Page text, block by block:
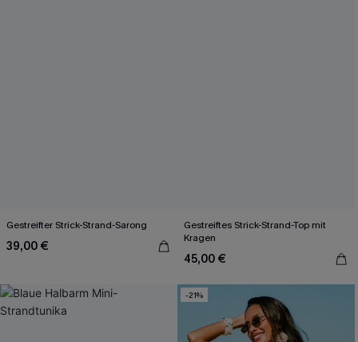
Gestreifter Strick-Strand-Sarong
39,00 €
Gestreiftes Strick-Strand-Top mit
Kragen
45,00 €
-21%